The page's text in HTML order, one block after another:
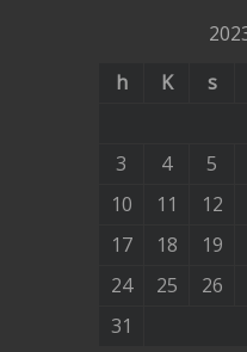
h
K s
3
4 5
10
11 12
17
18 19
24
25 26
31